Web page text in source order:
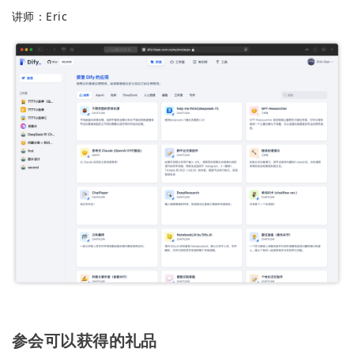
讲师：Eric
参会可以获得的礼品